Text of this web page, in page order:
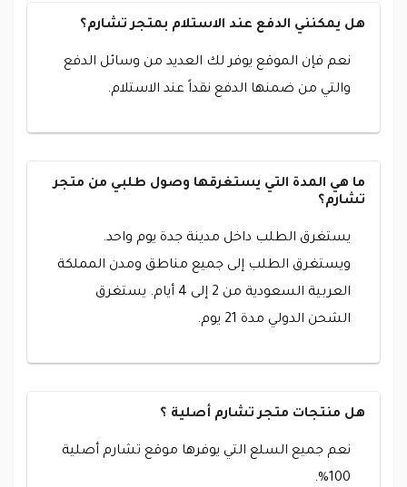
هل يمكنني الدفع عند الاستلام بمتجر تشارم؟
نعم فإن الموقع يوفر لك العديد من وسائل الدفع
والتي من ضمنها الدفع نقداً عند الاستلام.
ما هي المدة التي يستغرقها وصول طلبي من متجر
تشارم؟
يستغرق الطلب داخل مدينة جدة يوم واحد.
ويستغرق الطلب إلى جميع مناطق ومدن المملكة
العربية السعودية من 2 إلى 4 أيام. يستغرق
الشحن الدولي مدة 21 يوم.
هل منتجات متجر تشارم أصلية ؟
نعم جميع السلع التي يوفرها موقع تشارم أصلية
100%.